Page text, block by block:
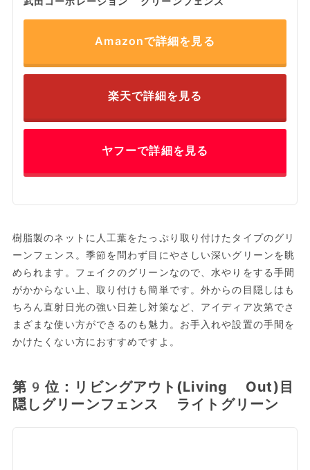
Amazonで詳細を見る
楽天で詳細を見る
ヤフーで詳細を見る
樹脂製のネットに人工葉をたっぷり取り付けたタイプのグリ
ーンフェンス。季節を問わず目にやさしい深いグリーンを眺
められます。フェイクのグリーンなので、水やりをする手間
がかからない上、取り付けも簡単です。外からの目隠しはも
ちろん直射日光の強い日差し対策など、アイディア次第でさ
まざまな使い方ができるのも魅力。お手入れや設置の手間を
かけたくない方におすすめですよ。
第9位：リビングアウト(Living Out)目
隠しグリーンフェンス ライトグリーン